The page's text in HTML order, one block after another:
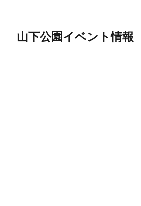
山下公園イベント情報